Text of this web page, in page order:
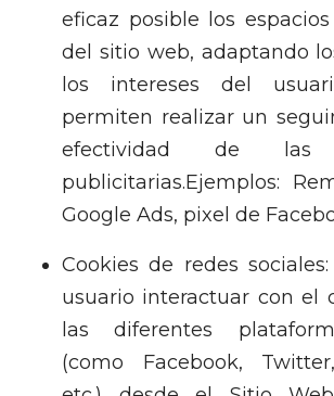
eficaz posible los
del sitio web, adaptando
los intereses del
permiten realizar un
efectividad de las
publicitarias.Ejemplos:
Google Ads, pixel de
Cookies de redes
usuario interactuar con el
las diferentes
(como Facebook,